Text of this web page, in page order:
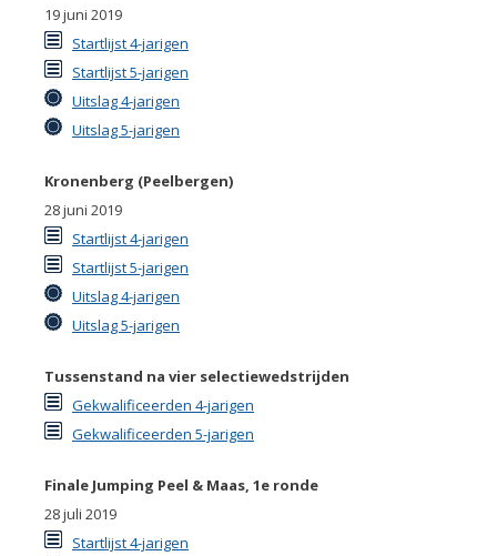
19 juni 2019
Startlijst 4-jarigen
Startlijst 5-jarigen
Uitslag 4-jarigen
Uitslag 5-jarigen
Kronenberg (Peelbergen)
28 juni 2019
Startlijst 4-jarigen
Startlijst 5-jarigen
Uitslag 4-jarigen
Uitslag 5-jarigen
Tussenstand na vier selectiewedstrijden
Gekwalificeerden 4-jarigen
Gekwalificeerden 5-jarigen
Finale Jumping Peel & Maas, 1e ronde
28 juli 2019
Startlijst 4-jarigen